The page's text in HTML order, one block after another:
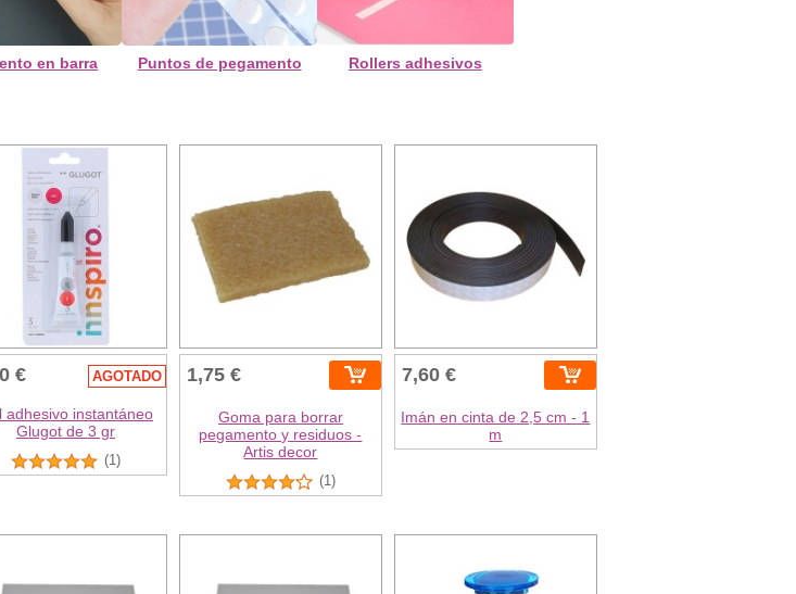
en barra Puntos de pegamento Rollers adhesivos
€ AGOTADO
adhesivo instantáneo
Glugot de 3 gr
(1)
1,75 €
Goma para borrar
pegamento y residuos -
Artis decor
(1)
7,60 €
Imán en cinta de 2,5 cm - 1
m